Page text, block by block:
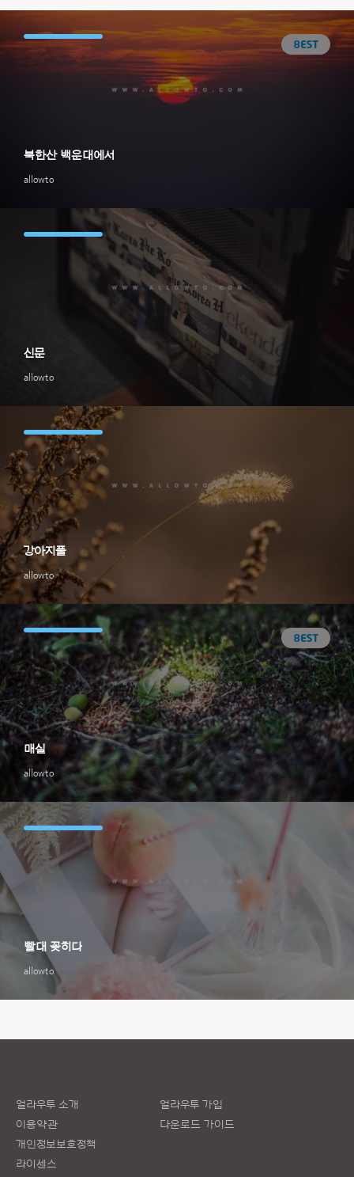
allowto
북한산 백운대에서
allowto
신문
allowto
강아지풀
allowto
매실
allowto
빨대 꽂히다
얼라우투 소개
이용약관
개인정보보호정책
라이센스
얼라우투 가입
다운로드 가이드